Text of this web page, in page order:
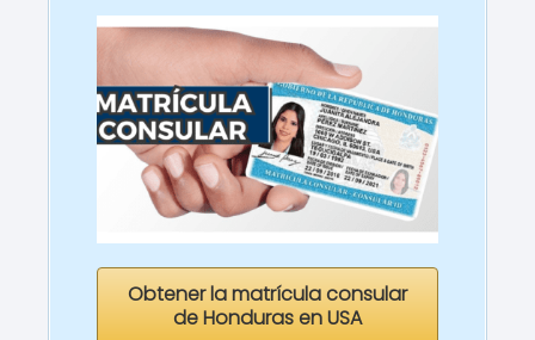
Obtener la matrícula consular
de Honduras en USA